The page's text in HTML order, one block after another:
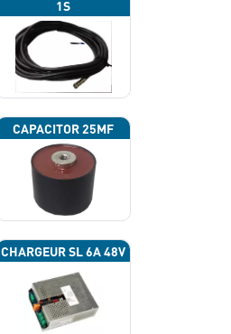
1S
CAPACITOR 25ΜF
CHARGEUR SL 6A 48V